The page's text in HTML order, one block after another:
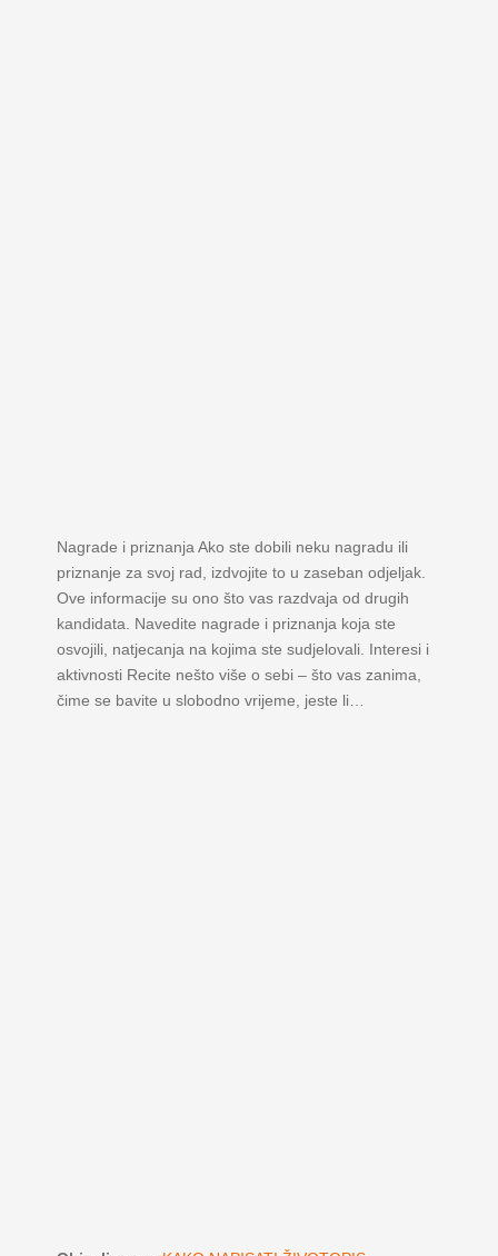
Nagrade i priznanja Ako ste dobili neku nagradu ili
priznanje za svoj rad, izdvojite to u zaseban odjeljak.
Ove informacije su ono što vas razdvaja od drugih
kandidata. Navedite nagrade i priznanja koja ste
osvojili, natjecanja na kojima ste sudjelovali. Interesi i
aktivnosti Recite nešto više o sebi – što vas zanima,
čime se bavite u slobodno vrijeme, jeste li…